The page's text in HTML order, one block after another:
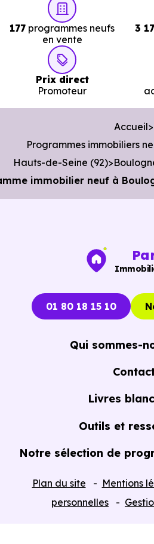
Police :Commissariat
Billancourt à 1.9 km, soit 4
soit 18 min à pied
Poste : La Poste Bellevue
voiture ou à 1.9 km, soit 23
Médiathèque
min en voiture ou à 336 m,
177 programmes neufs
en vente
3
Prix direct
Promoteur
Accueil
Programmes immobiliers
Hauts-de-Seine (92)
immobilier neuf à
01 80 18 15 10
Qui sommes-
A propos
Livres
Guide de l'Achat
Outils et
Notre sélection de
Plan du site Mentions
personnelles